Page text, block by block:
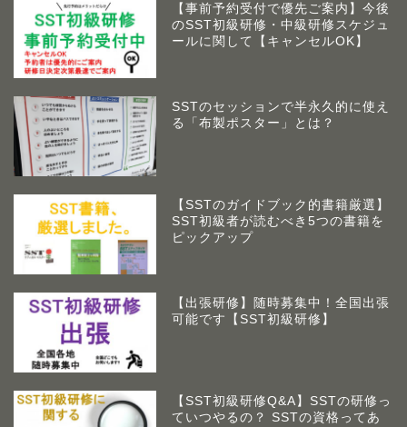
【事前予約受付で優先ご案内】今後
のSST初級研修・中級研修スケジュ
ールに関して【キャンセルOK】
SSTのセッションで半永久的に使え
る「布製ポスター」とは？
【SSTのガイドブック的書籍厳選】
SST初級者が読むべき5つの書籍を
ピックアップ
【出張研修】随時募集中！全国出張
可能です【SST初級研修】
【SST初級研修Q&A】SSTの研修っ
ていつやるの？ SSTの資格ってあ
アームズラボとは
て